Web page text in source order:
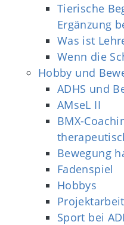
Tierische
Ergänzung
Was ist
Wenn die
Hobby und
ADHS und
AMseL II
BMX-
Bewegung
Fadenspiel
Hobbys
Sport bei